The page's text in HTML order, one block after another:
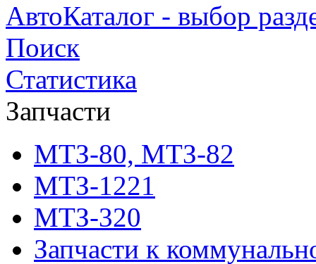
АвтоКаталог - выбор
Поиск
Статистика
Запчасти
МТЗ-80, МТЗ-82
МТЗ-1221
МТЗ-320
Запчасти к